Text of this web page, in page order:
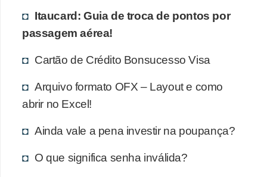
Itaucard: Guia de troca de pontos por
passagem aérea!
Cartão de Crédito Bonsucesso Visa
Arquivo formato OFX – Layout e como
abrir no Excel!
Ainda vale a pena investir na poupança?
O que significa senha inválida?
d
é
i
t
o
u